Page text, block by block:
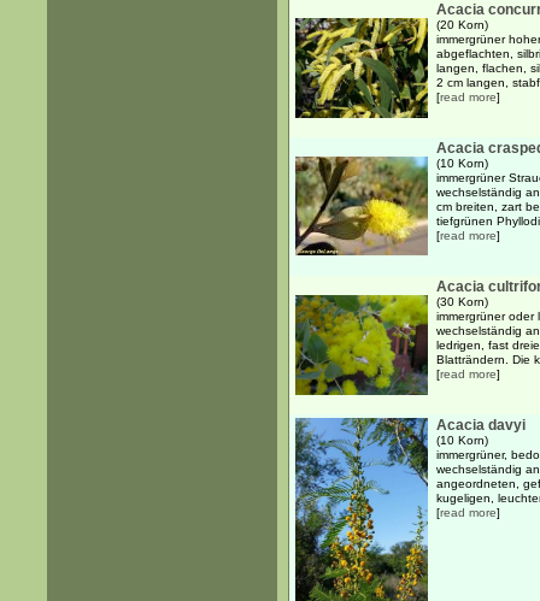
Acacia
(20 Korn)
immergrüner
abgeflachten,
langen, flachen,
2 cm langen,
[read more]
Acacia
(10 Korn)
immergrüner
wechselständig
cm breiten, zart
tiefgrünen
[read more]
Acacia
(30 Korn)
immergrüner oder
wechselständig
ledrigen, fast
Blatträndern. Die
[read more]
Acacia davyi
(10 Korn)
immergrüner,
wechselständig
angeordneten,
kugeligen,
[read more]